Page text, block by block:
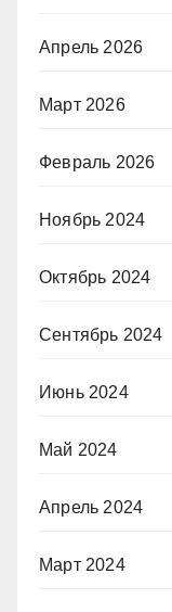
Апрель 2026
Март 2026
Февраль 2026
Ноябрь 2024
Октябрь 2024
Сентябрь 2024
Июнь 2024
Май 2024
Апрель 2024
Март 2024